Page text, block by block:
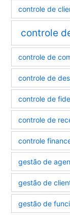
controle de
controle
controle de
controle de
controle de
controle de
controle
gestão de
gestão de
gestão de